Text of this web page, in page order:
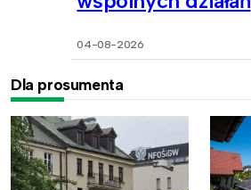
04-08-2026
Dla prosumenta